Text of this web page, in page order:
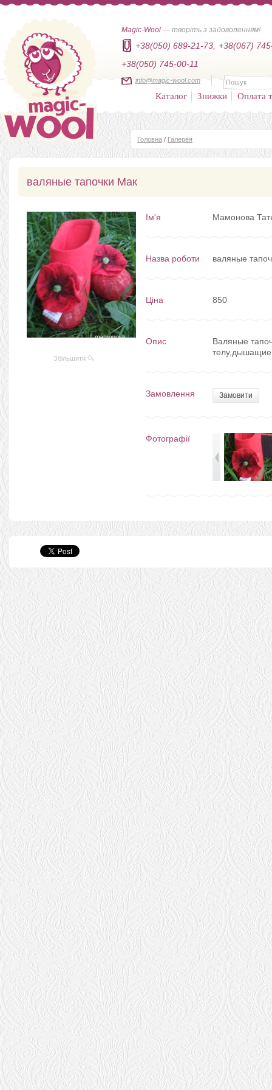
Magic-Wool — творіть з задоволенням!
+38(050) 689-21-73,
+38(067)
+38(050) 745-00-11
info@magic-wool.com
Каталог Знижки Оплата
Головна / Галерея
валяные тапочки Мак
Збільшити
Ім'я Мамонова
Назва роботи валяные
Ціна 850
Опис
Валяные
Замовлення Замовити
Фотографії